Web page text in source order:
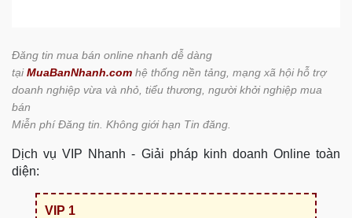
Đăng tin mua bán online nhanh dễ dàng
tạiMuaBanNhanh.com hệ thống nền tảng, mạng xã hội hỗ trợ
doanh nghiệp vừa và nhỏ, tiểu thương, người khởi nghiệp mua
bán
Miễn phí Đăng tin. Không giới hạn Tin đăng.
Dịch vụ VIP Nhanh - Giải pháp kinh doanh Online toàn
diện:
VIP 1